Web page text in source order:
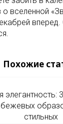
вселенной
Похожие
элегантность:
стильных